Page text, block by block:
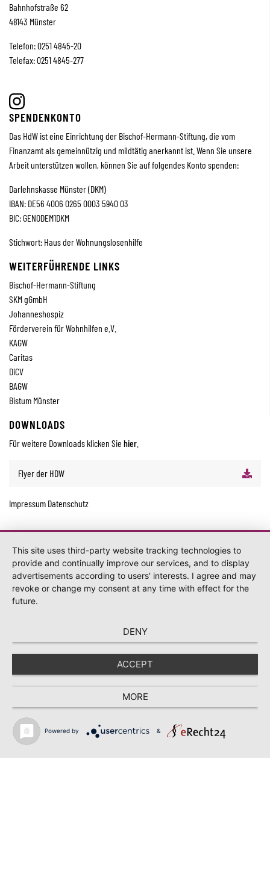
Bahnhofstraße 62
48143 Münster
Telefon: 0251 4845-20
Telefax: 0251 4845-277
SPENDENKONTO
Das HdW ist eine Einrichtung der Bischof-Hermann-Stiftung, die vom
Finanzamt als gemeinnützig und mildtätig anerkannt ist. Wenn Sie unsere
Arbeit unterstützen wollen, können Sie auf folgendes Konto spenden:
Darlehnskasse Münster (DKM)
IBAN: DE56 4006 0265 0003 5940 03
BIC: GENODEM1DKM
Stichwort: Haus der Wohnungslosenhilfe
WEITERFÜHRENDE LINKS
Bischof-Hermann-Stiftung
SKMgGmbH
Johanneshospiz
Förderverein für Wohnhilfen e.V.
KAGW
Caritas
DiCV
BAGW
Bistum Münster
DOWNLOADS
Für weitere Downloads klicken Sie hier
Flyer der HDW
Impressum Datenschutz
This site uses third-party website tracking technologies to
provide and continually improve our services, and to display
advertisements according to users' interests. I agree and may
revoke or change my consent at any time with effect for the
future.
DENY
ACCEPT
MORE
Powered by &